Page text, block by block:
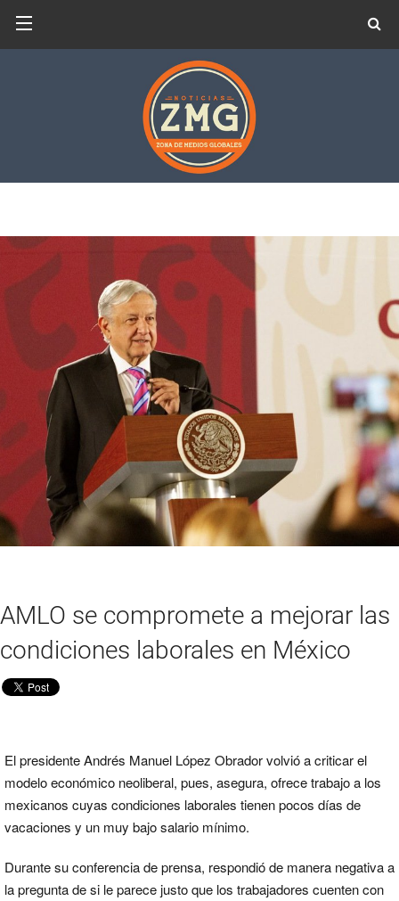
AMLO se compromete a mejorar las
condiciones laborales en México
El presidente Andrés Manuel López Obrador volvió a criticar el
modelo económico neoliberal, pues, asegura, ofrece trabajo a los
mexicanos cuyas condiciones laborales tienen pocos días de
vacaciones y un muy bajo salario mínimo.
Durante su conferencia de prensa, respondió de manera negativa a
la pregunta de si le parece justo que los trabajadores cuenten con